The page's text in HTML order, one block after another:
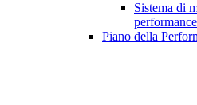
Sistema di
performance
Piano della